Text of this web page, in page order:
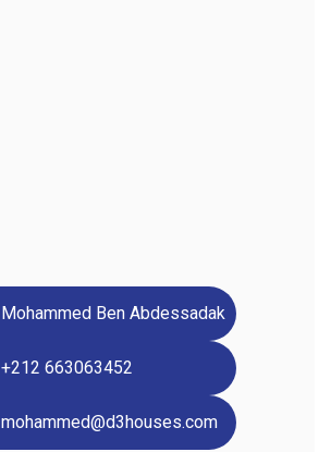
Mohammed Ben Abdessadak
+212 663063452
mohammed@d3houses.com